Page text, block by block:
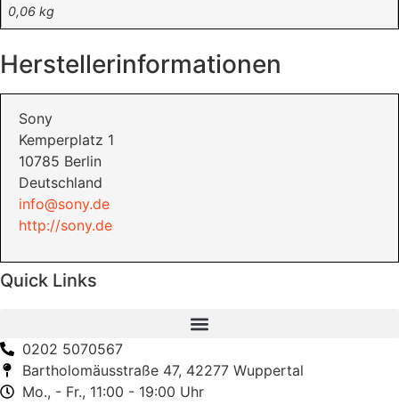
0,06 kg
Herstellerinformationen
Sony
Kemperplatz 1
10785 Berlin
Deutschland
info@sony.de
http://sony.de
Quick Links
0202 5070567
Bartholomäusstraße 47, 42277 Wuppertal
Mo., - Fr., 11:00 - 19:00 Uhr